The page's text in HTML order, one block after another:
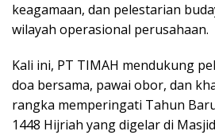
keagamaan, dan pelestarian
wilayah operasional perusahaan.
Kali ini, PT TIMAH mendukung
doa bersama, pawai obor, dan
rangka memperingati Tahun
1448 Hijriah yang digelar di